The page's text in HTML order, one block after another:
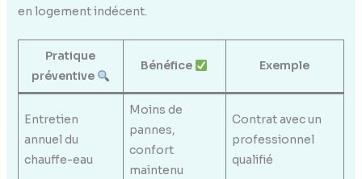
en logement indécent.
Pratique
préventive
Bénéfice Exemple
Entretien
annuel du
chauffe-eau
Moins de
pannes,
confort
maintenu
Contrat avec un
professionnel
qualifié